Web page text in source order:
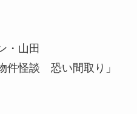
・山田
件怪談 恐い間取り」